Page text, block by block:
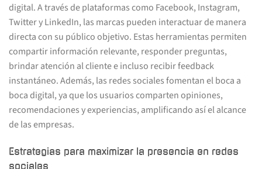
digital. A través de plataformas como Facebook, Instagram,
Twitter y LinkedIn, las marcas pueden interactuar de manera
directa con su público objetivo. Estas herramientas permiten
compartir información relevante, responder preguntas,
brindar atención al cliente e incluso recibir feedback
instantáneo. Además, las redes sociales fomentan el boca a
boca digital, ya que los usuarios comparten opiniones,
recomendaciones y experiencias, amplificando así el alcance
de las empresas.
Estrategias para maximizar la presencia en redes
sociales